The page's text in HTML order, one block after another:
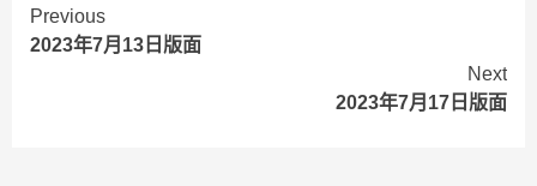
Continue
Reading
Previous
2023年7月13日版面
Next
2023年7月17日版面